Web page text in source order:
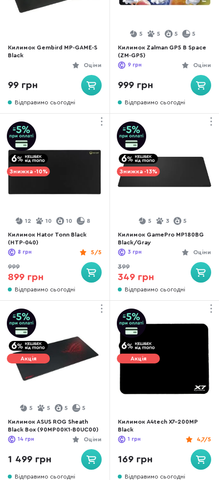
Килимок Gembird MP-GAME-S
Black
Оціни
99 грн
Відправимо сьогодні
5 5 5 5
Килимок Zalman GP5 B Space
(ZM-GP5)
Оціни
9 грн
999 грн
Відправимо сьогодні
Знижка -10%
12 10 10 8
Килимок Hator Tonn Black
(HTP-040)
5/5
8 грн
999
899 грн
Відправимо сьогодні
Знижка -13%
5 3 5
Килимок GamePro MP180BG
Black/Gray
Оціни
3 грн
399
349 грн
Відправимо сьогодні
Акція
5 5 5 5
Килимок ASUS ROG Sheath
Black Box (90MP00K1-B0UC00)
Оціни
14 грн
1 499 грн
Відправимо сьогодні
Акція
Килимок A4tech X7-200MP
Black
4,7/5
1 грн
169 грн
Відправимо сьогодні